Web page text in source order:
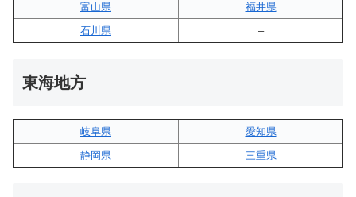
富山県
福井県
石川県
–
東海地方
岐阜県
愛知県
静岡県
三重県